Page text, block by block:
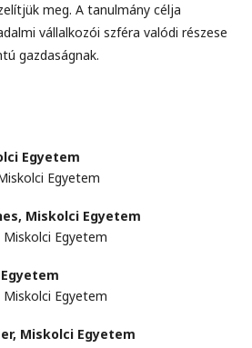
meg. A tanulmány célja
vállalkozói szféra valódi részese
gazdaságnak.
Egyetem
Egyetem
Miskolci Egyetem
Egyetem
Egyetem
Miskolci Egyetem